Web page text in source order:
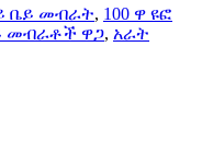
ቤይ መብራት, 100 ዋ ዩፎ
መብራቶች ዋጋ, አራት